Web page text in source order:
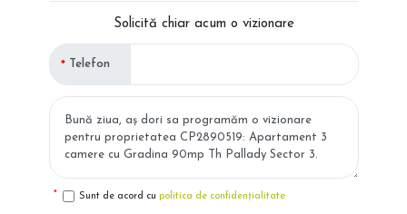
Solicită chiar acum o vizionare
Telefon
Sunt de acord cu politica de confidențialitate